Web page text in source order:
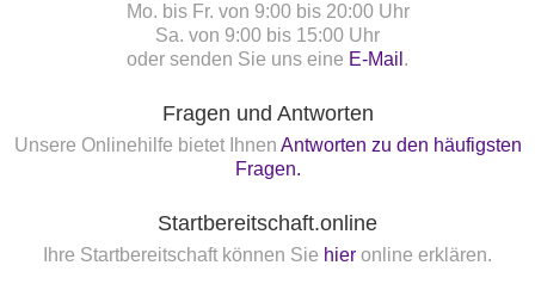
Mo. bis Fr. von 9:00 bis 20:00 Uhr
Sa. von 9:00 bis 15:00 Uhr
oder senden Sie uns eine E-Mail .
Fragen und Antworten
Unsere Onlinehilfe bietet Ihnen Antworten zu den häufigsten
Fragen.
Startbereitschaft.online
Ihre Startbereitschaft können Sie hier online erklären.